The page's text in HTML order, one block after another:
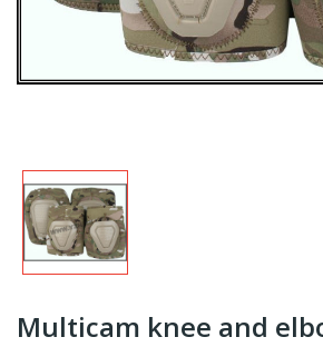
Multicam knee and